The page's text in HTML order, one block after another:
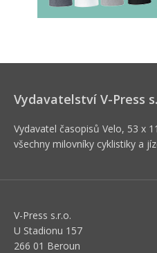
Vydavatelství V-Press
Vydavatel časopisů Velo, 53 x
všechny milovníky cyklistiky a
V-Press s.r.o.
U Stadionu 157
266 01 Beroun